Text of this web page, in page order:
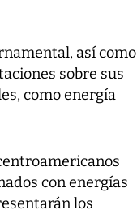
así como
sobre sus
como energía
con energías
los